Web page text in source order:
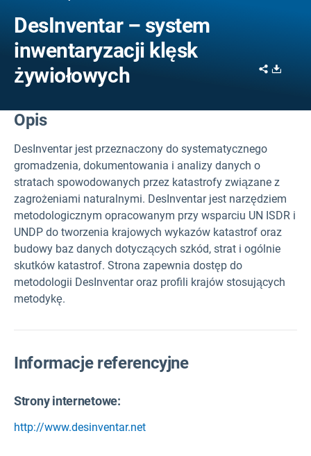
DesInventar – system
inwentaryzacji klęsk
żywiołowych
Share
Opis
DesInventar jest przeznaczony do systematycznego
gromadzenia, dokumentowania i analizy danych o
stratach spowodowanych przez katastrofy związane z
zagrożeniami naturalnymi. DesInventar jest narzędziem
metodologicznym opracowanym przy wsparciu UN ISDR i
UNDP do tworzenia krajowych wykazów katastrof oraz
budowy baz danych dotyczących szkód, strat i ogólnie
skutków katastrof. Strona zapewnia dostęp do
metodologii DesInventar oraz profili krajów stosujących
metodykę.
Informacje referencyjne
Strony internetowe:
http://www.desinventar.net